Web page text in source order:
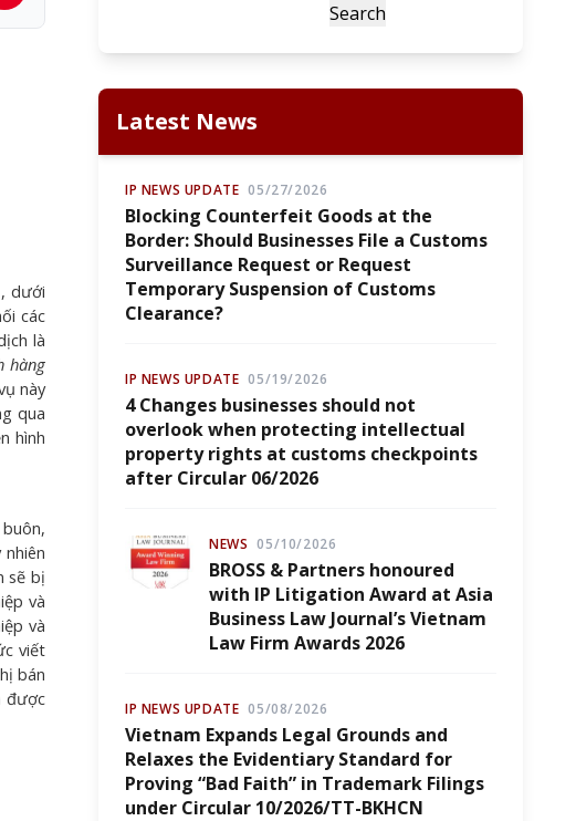
dưới
các
là
hàng
này
qua
hình
sẽ bị
và
và
viết
bán
được
Search
Latest News
IP NEWS UPDATE 05/27/2026
Blocking Counterfeit Goods at the
Border: Should Businesses File a Customs
Surveillance Request or Request
Temporary Suspension of Customs
Clearance?
IP NEWS UPDATE 05/19/2026
4 Changes businesses should not
overlook when protecting intellectual
property rights at customs checkpoints
after Circular 06/2026
NEWS 05/10/2026
BROSS & Partners honoured
with IP Litigation Award at Asia
Business Law Journal’s Vietnam
Law Firm Awards 2026
IP NEWS UPDATE 05/08/2026
Vietnam Expands Legal Grounds and
Relaxes the Evidentiary Standard for
Proving “Bad Faith” in Trademark Filings
under Circular 10/2026/TT-BKHCN